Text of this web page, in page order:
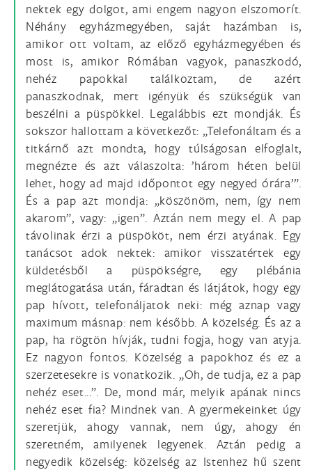
nektek egy dolgot, ami engem nagyon elszomorít.
Néhány egyházmegyében, saját hazámban is,
amikor ott voltam, az előző egyházmegyében és
most is, amikor Rómában vagyok, panaszkodó,
nehéz papokkal találkoztam, de azért
panaszkodnak, mert igényük és szükségük van
beszélni a püspökkel. Legalábbis ezt mondják. És
sokszor hallottam a következőt: „Telefonáltam és a
titkárnő azt mondta, hogy túlságosan elfoglalt,
megnézte és azt válaszolta: ’három héten belül
lehet, hogy ad majd időpontot egy negyed órára’”.
És a pap azt mondja: „köszönöm, nem, így nem
akarom”, vagy: „igen”. Aztán nem megy el. A pap
távolinak érzi a püspököt, nem érzi atyának. Egy
tanácsot adok nektek: amikor visszatértek egy
küldetésből a püspökségre, egy plébánia
meglátogatása után, fáradtan és látjátok, hogy egy
pap hívott, telefonáljatok neki: még aznap vagy
maximum másnap: nem később. A közelség. És az a
pap, ha rögtön hívják, tudni fogja, hogy van atyja.
Ez nagyon fontos. Közelség a papokhoz és ez a
szerzetesekre is vonatkozik. „Oh, de tudja, ez a pap
nehéz eset...”. De, mond már, melyik apának nincs
nehéz eset fia? Mindnek van. A gyermekeinket úgy
szeretjük, ahogy vannak, nem úgy, ahogy én
szeretném, amilyenek legyenek. Aztán pedig a
negyedik közelség: közelség az Istenhez hű szent